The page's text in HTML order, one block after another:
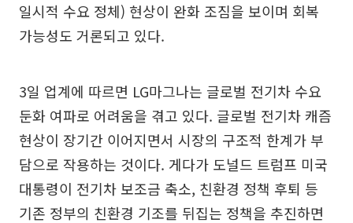
일시적 수요 정체) 현상이 완화 조짐을 보이며 회복
가능성도 거론되고 있다.
3일 업계에 따르면 LG마그나는 글로벌 전기차 수요
둔화 여파로 어려움을 겪고 있다. 글로벌 전기차 캐즘
현상이 장기간 이어지면서 시장의 구조적 한계가 부
담으로 작용하는 것이다. 게다가 도널드 트럼프 미국
대통령이 전기차 보조금 축소, 친환경 정책 후퇴 등
기존 정부의 친환경 기조를 뒤집는 정책을 추진하면